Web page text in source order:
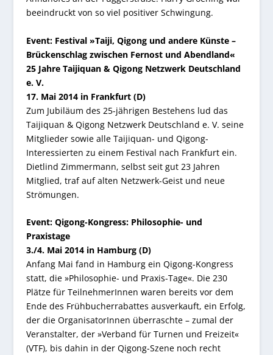
beeindruckt von so viel positiver Schwingung.
Event: Festival »Taiji, Qigong und andere Künste –
Brückenschlag zwischen Fernost und Abendland«
25 Jahre Taijiquan & Qigong Netzwerk Deutschland
e. V.
17. Mai 2014 in Frankfurt (D)
Zum Jubiläum des 25-jährigen Bestehens lud das
Taijiquan & Qigong Netzwerk Deutschland e. V. seine
Mitglieder sowie alle Taijiquan- und Qigong-
Interessierten zu einem Festival nach Frankfurt ein.
Dietlind Zimmermann, selbst seit gut 23 Jahren
Mitglied, traf auf alten Netzwerk-Geist und neue
Strömungen.
Event: Qigong-Kongress: Philosophie- und
Praxistage
3./4. Mai 2014 in Hamburg (D)
Anfang Mai fand in Hamburg ein Qigong-Kongress
statt, die »Philosophie- und Praxis-Tage«. Die 230
Plätze für TeilnehmerInnen waren bereits vor dem
Ende des Frühbucherrabattes ausverkauft, ein Erfolg,
der die OrganisatorInnen überraschte – zumal der
Veranstalter, der »Verband für Turnen und Freizeit«
(VTF), bis dahin in der Qigong-Szene noch recht